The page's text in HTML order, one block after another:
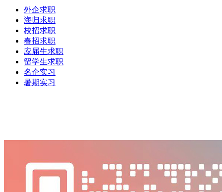
外企求职
海归求职
校招求职
春招求职
应届生求职
留学生求职
名企实习
暑期实习